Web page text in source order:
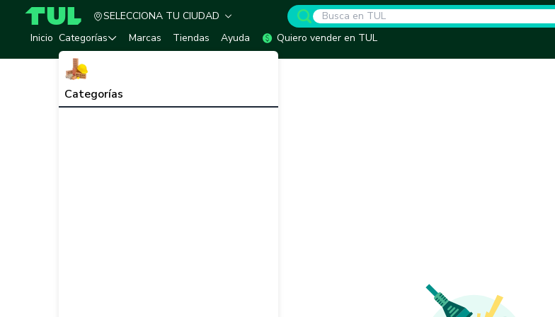
TUL - Tu Marketplace de Construcción
SELECCIONA TU CIUDAD
Inicio Categorías
Categorías
Marcas Tiendas Ayuda Quiero vender en TUL